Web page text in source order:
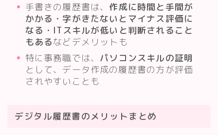
手書きの履歴書は、 作成に時間と手間が
かかる・字がきたないとマイナス評価に
なる・ITスキルが低いと判断されること
もあるなどデメリットも
特に事務職では、 パソコンスキルの証明
として、データ作成の履歴書の方が評価
されやすいことも
デジタル履歴書のメリットまとめ